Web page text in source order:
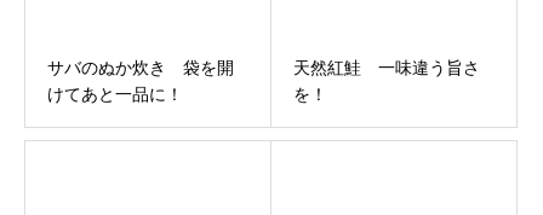
サバのぬか炊き 袋を開
けてあと一品に！
天然紅鮭 一味違う旨さ
を！